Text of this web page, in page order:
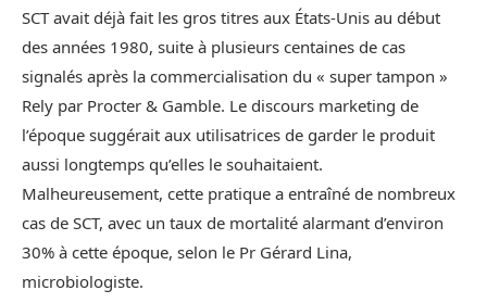
SCT avait déjà fait les gros titres aux États-Unis au début
des années 1980, suite à plusieurs centaines de cas
signalés après la commercialisation du « super tampon »
Rely par Procter & Gamble. Le discours marketing de
l’époque suggérait aux utilisatrices de garder le produit
aussi longtemps qu’elles le souhaitaient.
Malheureusement, cette pratique a entraîné de nombreux
cas de SCT, avec un taux de mortalité alarmant d’environ
30% à cette époque, selon le Pr Gérard Lina,
microbiologiste.